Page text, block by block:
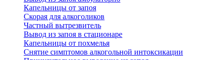
Капельницы от запоя
Скорая для алкоголиков
Частный вытрезвитель
Вывод из запоя в стационаре
Капельницы от похмелья
Снятие симптомов алкогольной интоксикации